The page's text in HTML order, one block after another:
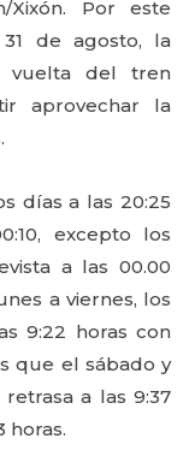
Xixón. Por este
de agosto, la
vuelta del tren
aprovechar la
días a las 20:25
excepto los
a las 00.00
a viernes, los
9:22 horas con
que el sábado y
a las 9:37
horas.